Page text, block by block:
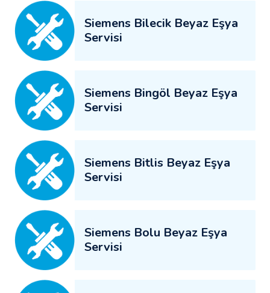
Siemens Bilecik Beyaz Eşya
Servisi
Siemens Bingöl Beyaz Eşya
Servisi
Siemens Bitlis Beyaz Eşya
Servisi
Siemens Bolu Beyaz Eşya
Servisi